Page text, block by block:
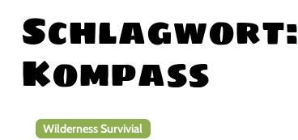
Schlagwort:
Kompass
Wilderness Survivial